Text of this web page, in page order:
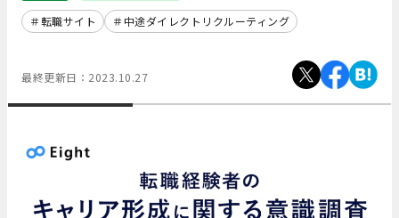
転職サイト 中途ダイレクトリクルーティング
最終更新日： 2023.10.27